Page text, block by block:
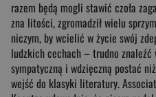
razem będą mogli stawić czoła
zna litości, zgromadził wielu
niczym, by wcielić w życie swój
ludzkich cechach – trudno
sympatyczną i wdzięczną postać
wejść do klasyki literatury.